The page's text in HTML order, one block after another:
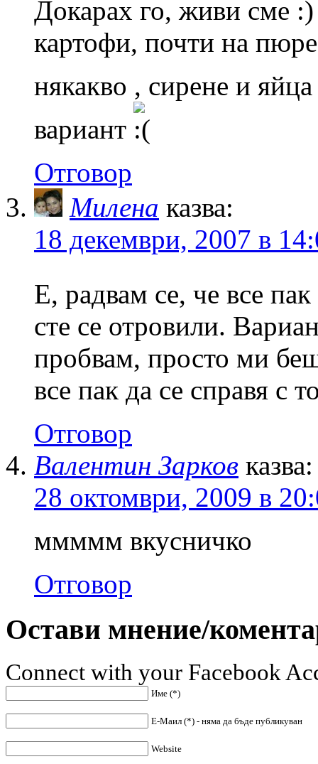
Докарах го, живи сме
картофи, почти на
някакво , сирене и
вариант
Отговор
Милена казва:
18 декември, 2007 в
Е, радвам се, че все
сте се отровили.
пробвам, просто ми
все пак да се справя с
Отговор
Валентин Зарков казва:
28 октомври, 2009 в
ммммм вкусничко
Отговор
Остави мнение/
Connect with your Facebook
Име (*)
Е-Маил (*) - няма да бъде публикуван
Website